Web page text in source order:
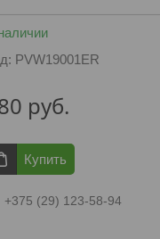
PVW19001ER
руб.
Купить
+375 (29) 123-58-94